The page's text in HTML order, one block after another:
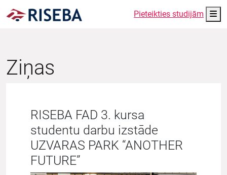
Pieteikties studijām
Ziņas
RISEBA FAD 3. kursa
studentu darbu izstāde
UZVARAS PARK “ANOTHER
FUTURE”